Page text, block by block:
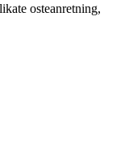
osteanretning,